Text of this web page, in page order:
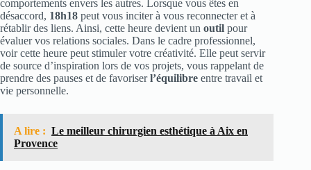
comportements envers les autres. Lorsque vous êtes en
désaccord, 18h18 peut vous inciter à vous reconnecter et à
rétablir des liens. Ainsi, cette heure devient un outil pour
évaluer vos relations sociales. Dans le cadre professionnel,
voir cette heure peut stimuler votre créativité. Elle peut servir
de source d’inspiration lors de vos projets, vous rappelant de
prendre des pauses et de favoriserl’équilibre entre travail et
vie personnelle.
A lire : Le meilleur chirurgien esthétique à Aix en
Provence